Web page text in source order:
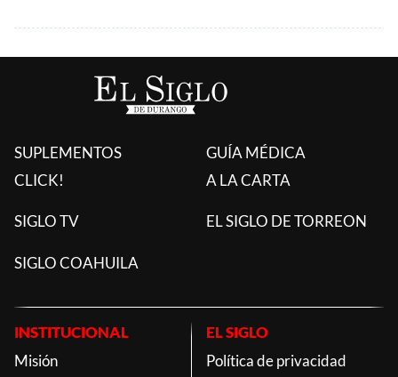
SUPLEMENTOS
CLICK!
GUÍA MÉDICA
A LA CARTA
SIGLO TV EL SIGLO DE TORREON
SIGLO COAHUILA
INSTITUCIONAL
Misión
EL SIGLO
Política de privacidad